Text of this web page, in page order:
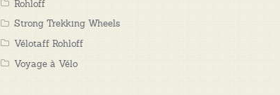
Rohloff
Strong Trekking Wheels
Vélotaff Rohloff
Voyage à Vélo